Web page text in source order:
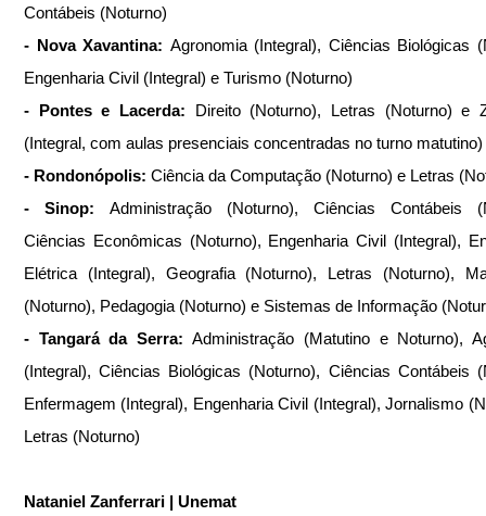
Contábeis (Noturno)
- Nova Xavantina: Agronomia (Integral), Ciências Biológicas
Engenharia Civil (Integral) e Turismo (Noturno)
- Pontes e Lacerda: Direito (Noturno), Letras (Noturno) e
(Integral, com aulas presenciais concentradas no turno matutino)
- Rondonópolis: Ciência da Computação (Noturno) e Letras
- Sinop: Administração (Noturno), Ciências Contábeis
Ciências Econômicas (Noturno), Engenharia Civil (Integral),
Elétrica (Integral), Geografia (Noturno), Letras (Noturno),
(Noturno), Pedagogia (Noturno) e Sistemas de Informação
- Tangará da Serra: Administração (Matutino e Noturno),
(Integral), Ciências Biológicas (Noturno), Ciências Contábeis
Enfermagem (Integral), Engenharia Civil (Integral), Jornalismo
Letras (Noturno)
Nataniel Zanferrari | Unemat